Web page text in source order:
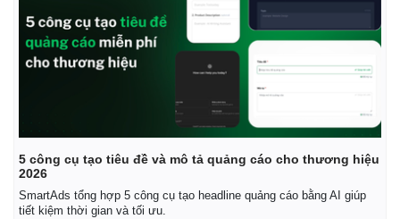
5 công cụ tạo tiêu đề và mô tả quảng cáo cho thương hiệu
2026
SmartAds tổng hợp 5 công cụ tạo headline quảng cáo bằng AI giúp
tiết kiệm thời gian và tối ưu.